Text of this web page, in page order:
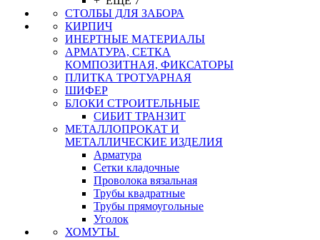
СТОЛБЫ ДЛЯ ЗАБОРА
КИРПИЧ
ИНЕРТНЫЕ МАТЕРИАЛЫ
АРМАТУРА, СЕТКА
КОМПОЗИТНАЯ, ФИКСАТОРЫ
ПЛИТКА ТРОТУАРНАЯ
ШИФЕР
БЛОКИ СТРОИТЕЛЬНЫЕ
СИБИТ ТРАНЗИТ
МЕТАЛЛОПРОКАТ И
МЕТАЛЛИЧЕСКИЕ ИЗДЕЛИЯ
Арматура
Сетки кладочные
Проволока вязальная
Трубы квадратные
Трубы прямоугольные
Уголок
ХОМУТЫ